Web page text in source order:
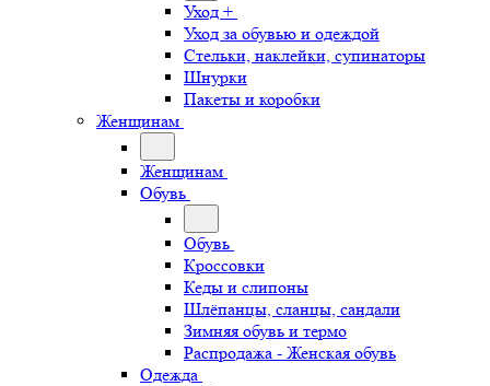
Уход +
Уход за обувью и одеждой
Стельки, наклейки, супинаторы
Шнурки
Пакеты и коробки
Женщинам
Женщинам
Обувь
Обувь
Кроссовки
Кеды и слипоны
Шлёпанцы, сланцы, сандали
Зимняя обувь и термо
Распродажа - Женская обувь
Одежда